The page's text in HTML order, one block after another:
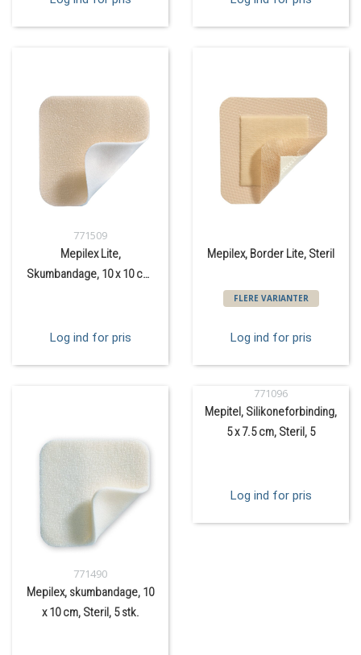
771509
Mepilex Lite,
Skumbandage, 10 x 10 cm,
Log ind for pris
Mepilex, Border Lite, Steril
FLERE VARIANTER
Log ind for pris
771490
Mepilex, skumbandage, 10
x 10 cm, Steril, 5 stk.
771096
Mepitel, Silikoneforbinding,
5 x 7.5 cm, Steril, 5
Log ind for pris